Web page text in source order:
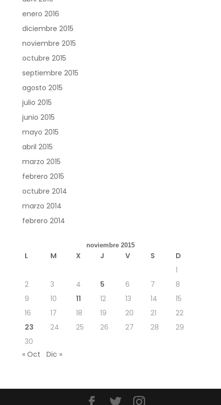
enero 2016
diciembre 2015
noviembre 2015
octubre 2015
septiembre 2015
agosto 2015
julio 2015
junio 2015
mayo 2015
abril 2015
marzo 2015
febrero 2015
octubre 2014
marzo 2014
febrero 2014
noviembre 2015
L M X J V S
D
1
2
3 4 5 6 7
8
9
10 11 12 13 14
15
16
17 18 19 20 21
22
23
24 25 26 27 28
29
30
« Oct
Dic »